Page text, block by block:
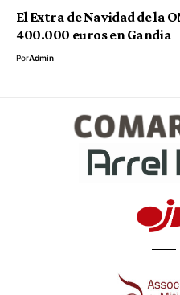
El Extra de Navidad de la
400.000 euros en Gandia
PorAdmin